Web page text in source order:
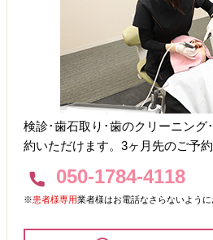
検診･歯石取り･歯のクリーニング
約いただけます。3ヶ月先のご予
050-1784-4118
※患者様専用業者様はお電話なさらないように